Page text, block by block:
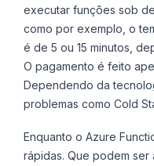
executar funções sob
como por exemplo, o
é de 5 ou 15 minutos,
O pagamento é feito
Dependendo da
problemas como Cold
Enquanto o Azure
rápidas. Que podem